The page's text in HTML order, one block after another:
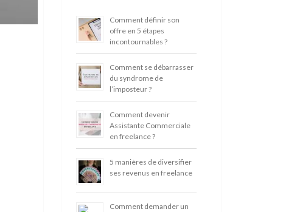
Comment définir son
offre en 5 étapes
incontournables ?
Comment se débarrasser
du syndrome de
l’imposteur ?
Comment devenir
Assistante Commerciale
en freelance ?
5 manières de diversifier
ses revenus en freelance
Comment demander un